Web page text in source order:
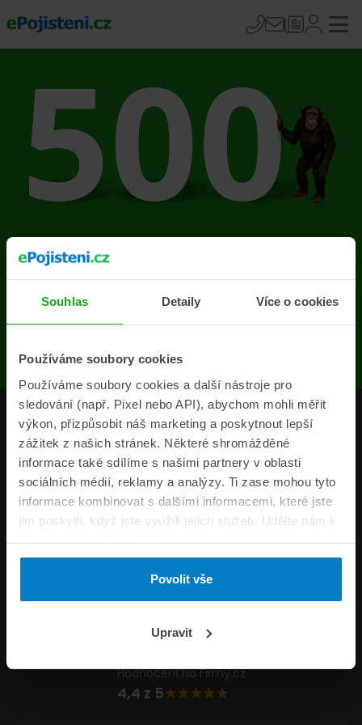
Souhlas Detaily Více o cookies
Používáme soubory cookies
Používáme soubory cookies a další nástroje pro
sledování (např. Pixel nebo API), abychom mohli měřit
výkon, přizpůsobit náš marketing a poskytnout lepší
zážitek z našich stránek. Některé shromážděné
informace také sdílíme s našimi partnery v oblasti
sociálních médií, reklamy a analýzy. Ti zase mohou tyto
informace kombinovat s dalšími informacemi, které jste
jim poskytli, když jste využili jejich služeb. Udělte nám k
tomu prosím svůj souhlas.
Povolit vše
Upravit
Na stránce se vyskytla
chyba
Produkty
Pojišťovny
Informace
ePojisteni.cz
Formuláře
Napište nám
Hodnocení na Firmy.cz
4,4 z 5